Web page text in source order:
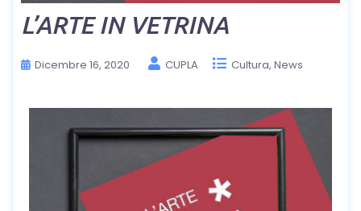
L’ARTE IN VETRINA
Dicembre 16, 2020 CUPLA Cultura News